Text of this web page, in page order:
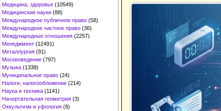
Медицина, здоровье (10549)
Медицинские науки (88)
Международное публичное право (58)
Международное частное право (36)
Международные отношения (2257)
Менеджмент (12491)
Металлургия (91)
Москвоведение (797)
Музыка (1338)
Муниципальное право (24)
Налоги, налогообложение (214)
Наука и техника (1141)
Начертательная геометрия (3)
Оккультизм и уфология (8)